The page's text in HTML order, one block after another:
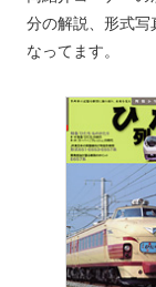
分の解説、形式
なってます。